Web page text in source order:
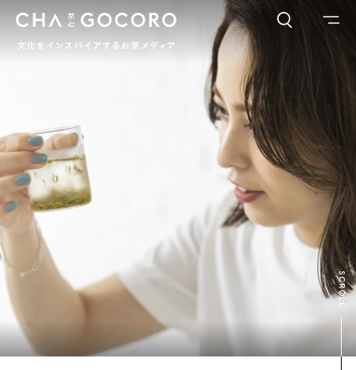
ワードでさがす
INTERVIEW イベント
茶と器 茶のつくり手たち
PAUSE & INSPIRE ファーストプレイスで、お茶を
COLOURS BY CHAGOCORO
お茶でさがす
SCROLL